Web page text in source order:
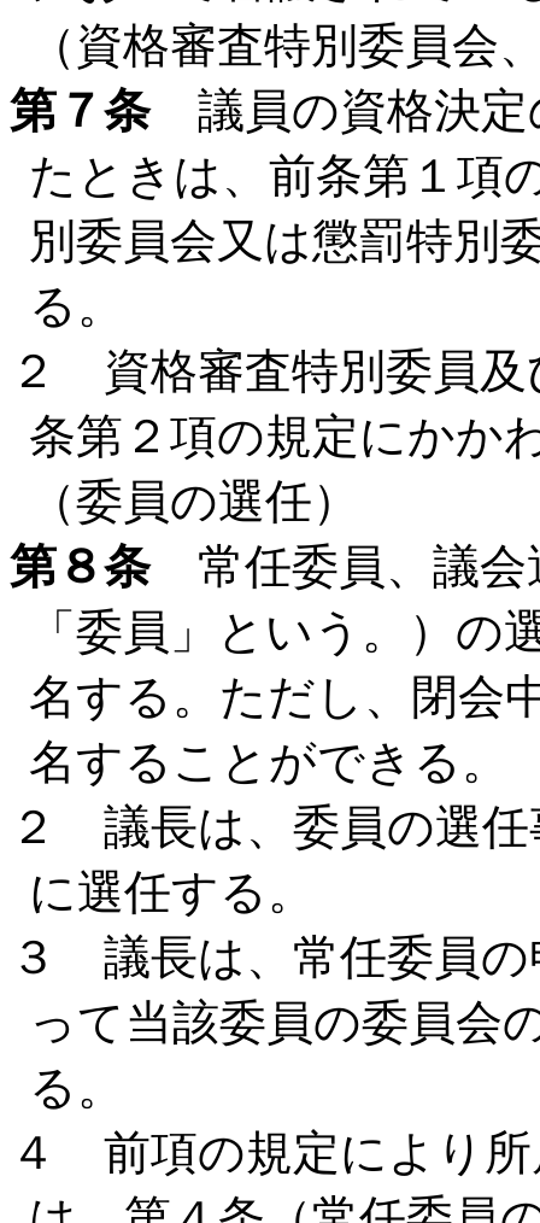
（資格審査特別委員会
第７条議員の資格決定
たときは、前条第１項
別委員会又は懲罰特別
る。
２ 資格審査特別委員及
条第２項の規定にかか
（委員の選任）
第８条常任委員、議会
「委員」という。）の
名する。ただし、閉会
名することができる。
２ 議長は、委員の選
に選任する。
３ 議長は、常任委員
って当該委員の委員会
る。
４ 前項の規定により所